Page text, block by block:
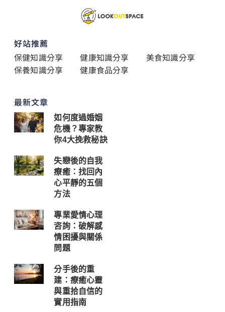
好站推薦
保健知識分享
健康知識分享
美食知識分享
保養知識分享
健康食品分享
最新文章
如何度過婚姻
危機？專家教
你4大挽救秘訣
失戀後的自我
療癒：找回內
心平靜的五個
方法
專業愛情心理
咨詢：破解感
情困擾與關係
問題
分手後的重
建：療癒心靈
與重拾自信的
實用指南